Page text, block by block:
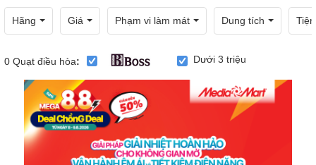
Hãng Giá Phạm vi làm mát Dung tích
0 Quạt điều hòa: Dưới 3 triệu